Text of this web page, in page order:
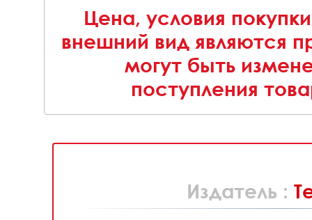
Цена, условия
внешний вид являются
могут быть
поступления
Издатель :